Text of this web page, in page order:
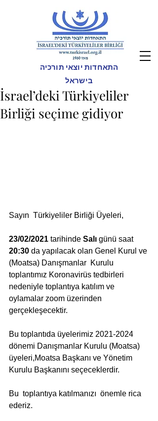
התאחדות יוצאי תורכיה
בישראל
İsrael’deki Türkiyeliler
Birliği seçime gidiyor
Sayın  Türkiyeliler Birliği Üyeleri,
23/02/2021 tarihinde Salı günü saat
20:30 da yapılacak olan Genel Kurul ve
(Moatsa) Danışmanlar  Kurulu
toplantımız Koronavirüs tedbirleri
nedeniyle toplantıya katılım ve
oylamalar zoom üzerinden
gerçekleşecektir.
Bu toplantıda üyelerimiz 2021-2024
dönemi Danışmanlar Kurulu (Moatsa)
üyeleri,Moatsa Başkanı ve Yönetim
Kurulu Başkanını seçeceklerdir.
Bu  toplantıya katılmanızı  önemle rica
ederiz.